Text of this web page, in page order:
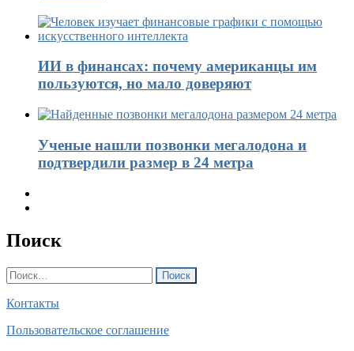
ИИ в финансах: почему американцы им
пользуются, но мало доверяют
Ученые нашли позвонки мегалодона и
подтвердили размер в 24 метра
Поиск
Найти:
Контакты
Пользовательское соглашение